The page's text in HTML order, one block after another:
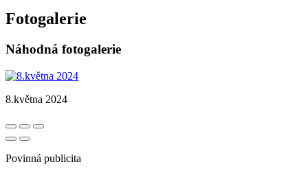
Fotogalerie
Náhodná fotogalerie
8.května 2024
Povinná publicita